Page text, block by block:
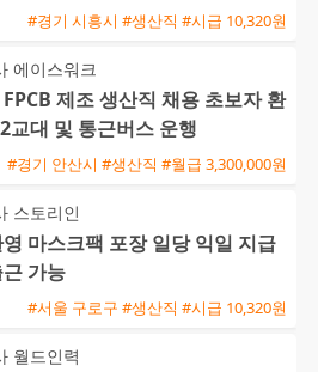
#경기 시흥시 #생산직 #시급 10,320원
에이스워크
제조 생산직 채용 초보자 환
교대 및 통근버스 운행
#경기 안산시 #생산직 #월급 3,300,000원
스토리인
마스크팩 포장 일당 익일 지급
가능
#서울 구로구 #생산직 #시급 10,320원
월드인력